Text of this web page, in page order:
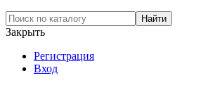
Закрыть
Регистрация
Вход